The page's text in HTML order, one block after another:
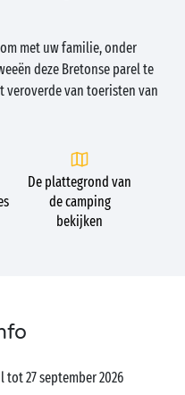
met uw familie, onder
deze Bretonse parel te
veroverde van toeristen van
De plattegrond van
de camping
bekijken
tot 27 september 2026